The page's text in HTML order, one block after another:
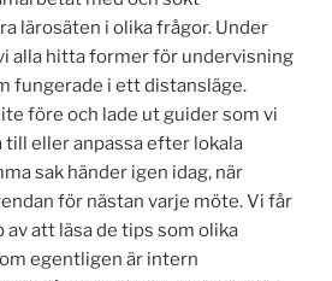
lärosäten i olika frågor. Under
alla hitta former för undervisning
fungerade i ett distansläge.
före och lade ut guider som vi
till eller anpassa efter lokala
sak händer igen idag, när
för nästan varje möte. Vi får
att läsa de tips som olika
egentligen är intern